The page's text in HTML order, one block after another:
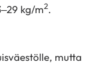
kg/m2.
mutta